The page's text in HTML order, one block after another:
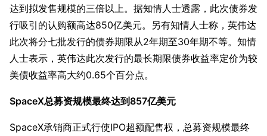
达到拟发售规模的三倍以上。据知情人士透露，此次债券发
行吸引的认购额高达850亿美元。另有知情人士称，英伟达
此次将分七批发行的债券期限从2年期至30年期不等。知情
人士表示，英伟达此次发行的最长期限债券收益率定价为较
美债收益率高大约0.65个百分点。
SpaceX总募资规模最终达到857亿美元
SpaceX承销商正式行使IPO超额配售权，总募资规模最终